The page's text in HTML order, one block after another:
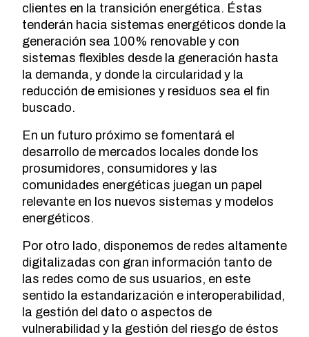
clientes en la transición energética. Éstas
tenderán hacia sistemas energéticos donde la
generación sea 100% renovable y con
sistemas flexibles desde la generación hasta
la demanda, y donde la circularidad y la
reducción de emisiones y residuos sea el fin
buscado.
En un futuro próximo se fomentará el
desarrollo de mercados locales donde los
prosumidores, consumidores y las
comunidades energéticas juegan un papel
relevante en los nuevos sistemas y modelos
energéticos.
Por otro lado, disponemos de redes altamente
digitalizadas con gran información tanto de
las redes como de sus usuarios, en este
sentido la estandarización e interoperabilidad,
la gestión del dato o aspectos de
vulnerabilidad y la gestión del riesgo de éstos